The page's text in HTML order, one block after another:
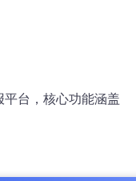
台，核心功能涵盖